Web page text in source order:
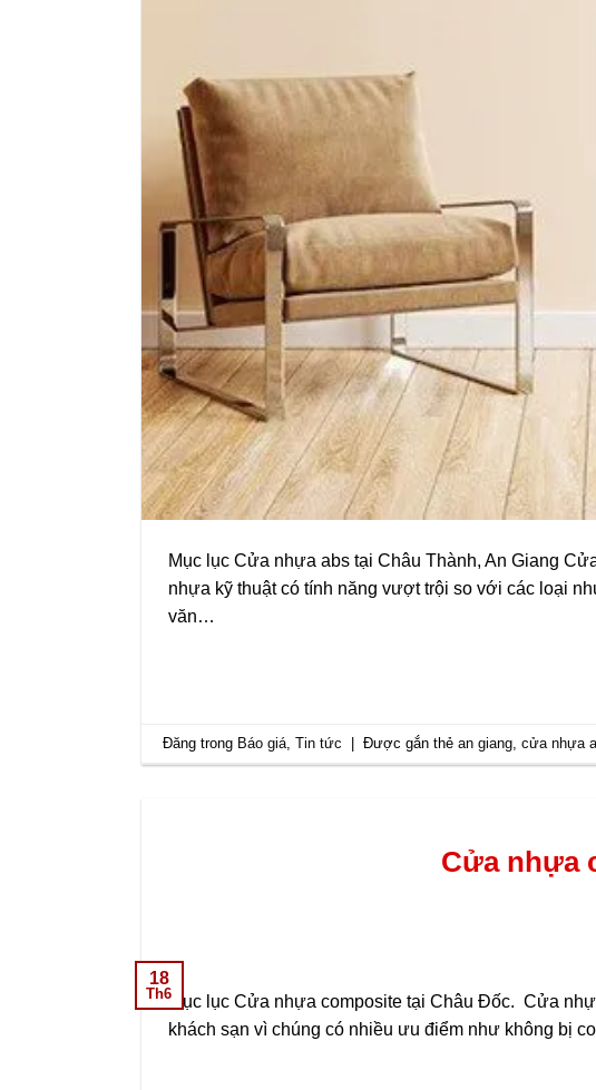
Mục lục Cửa nhựa abs tại Châu Thành, An Giang
nhựa kỹ thuật có tính năng vượt trội so với các loại
văn…
Đăng trong Báo giá ,Tin tức | Được gắn thẻan giang ,cửa nhựa
Cửa nhựa
18
Th6Mục lục Cửa nhựa composite tại Châu Đốc. Cửa
khách sạn vì chúng có nhiều ưu điểm như không bị